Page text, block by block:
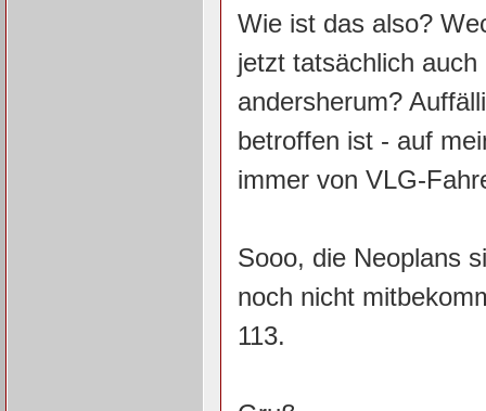
Wie ist das also?
jetzt tatsächlich
andersherum?
betroffen ist - auf
immer von VLG-
Sooo, die Neoplans
noch nicht
113.